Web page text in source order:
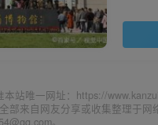
本站唯一网址：https://
部来自网友分享或收集整理于
。